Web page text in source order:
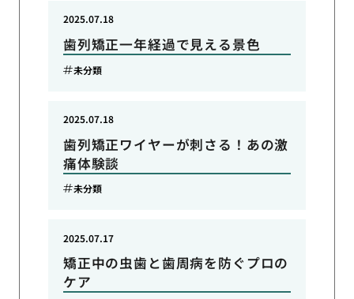
歯列矯正一年経過で見える景色
2025.07.18
未分類
歯列矯正ワイヤーが刺さる！あの激
痛体験談
2025.07.18
未分類
矯正中の虫歯と歯周病を防ぐプロの
ケア
2025.07.17